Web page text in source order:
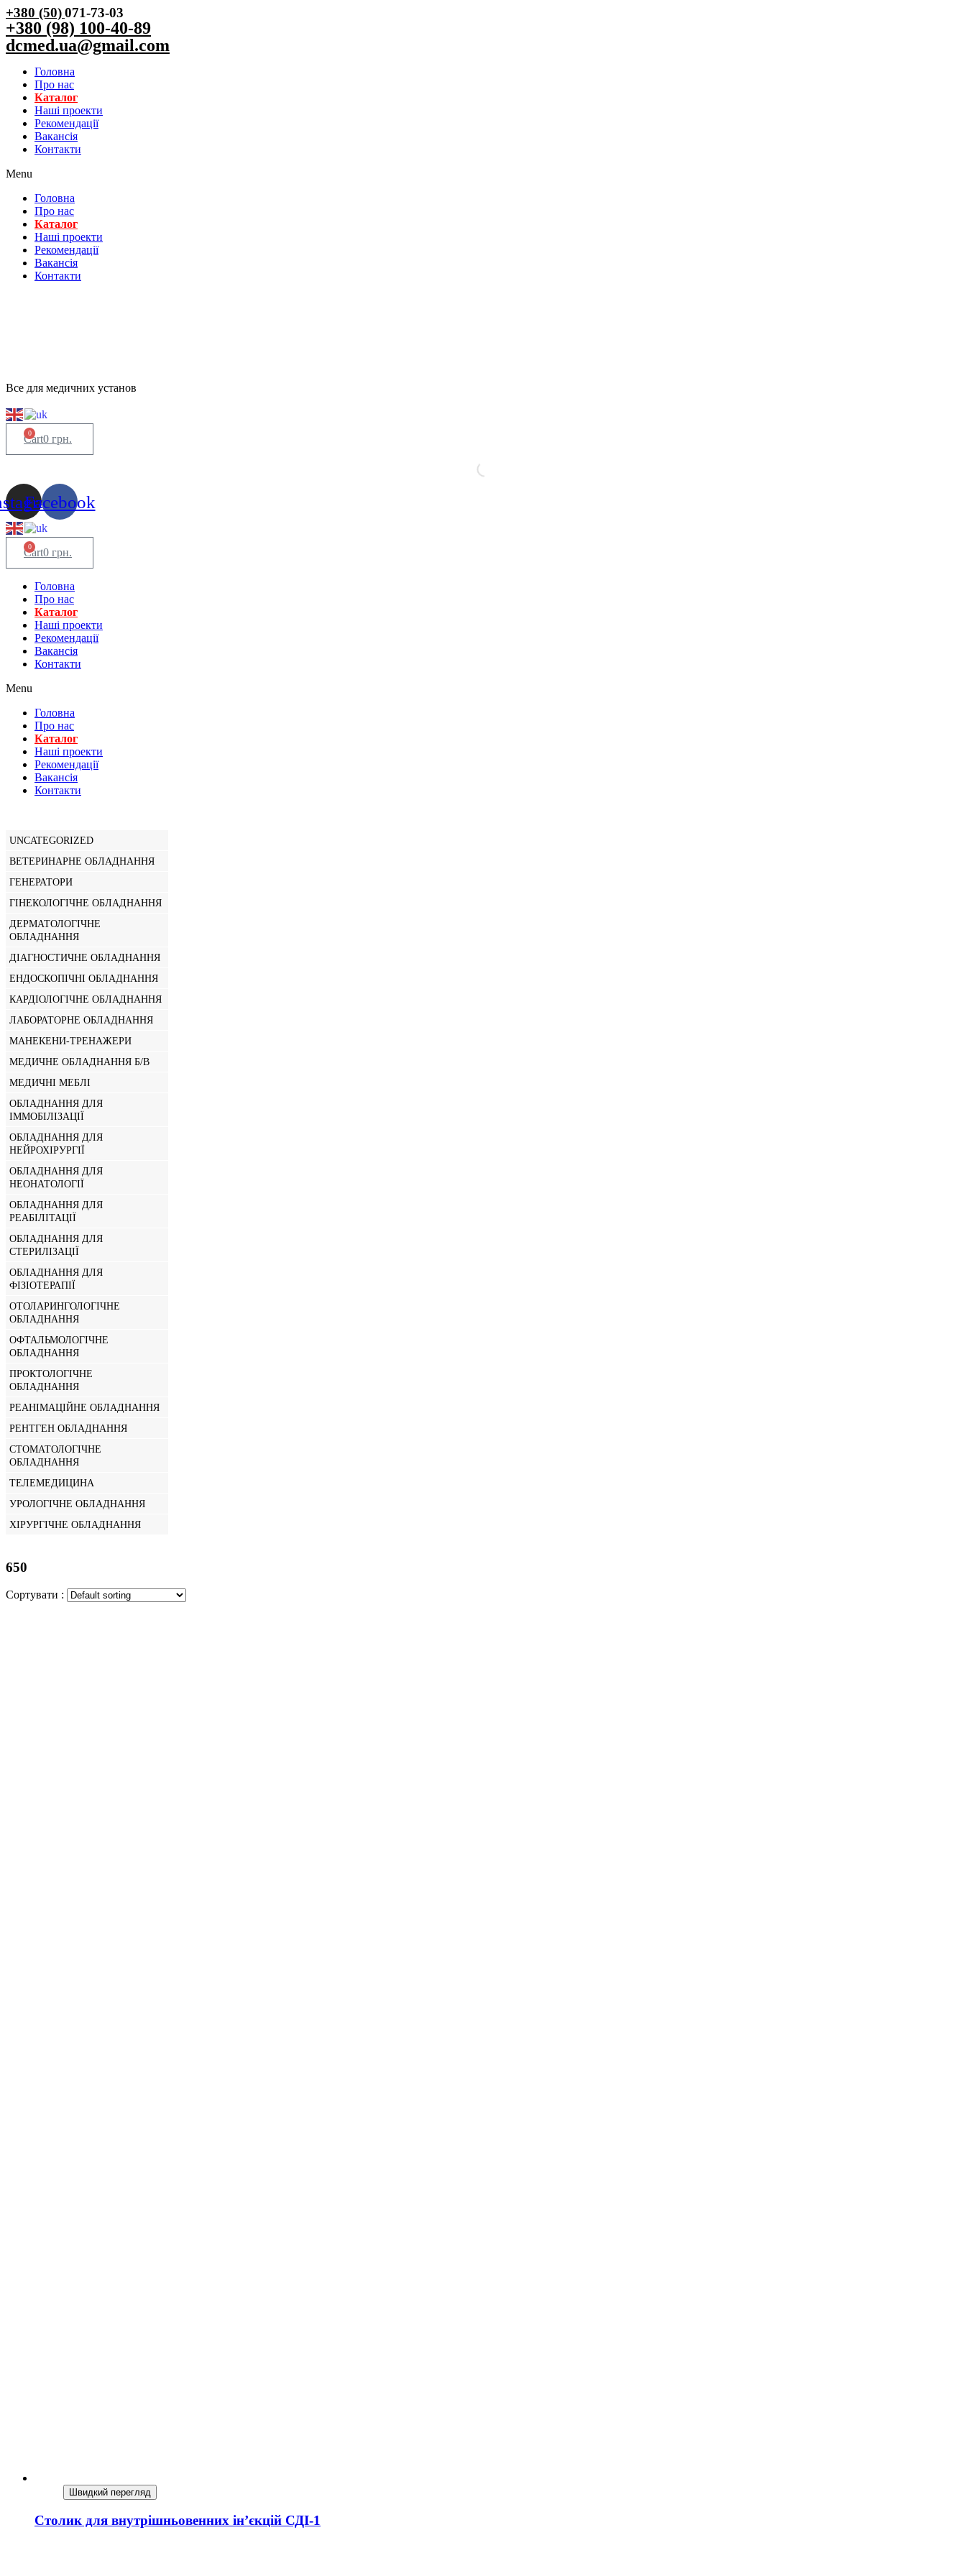
+380 (50)071-73-03
+380 (98) 100-40-89
dcmed.ua@gmail.com
Головна
Про нас
Каталог
Нашi проекти
Рекомендації
Вакансiя
Контакти
Menu
Головна
Про нас
Каталог
Нашi проекти
Рекомендації
Вакансiя
Контакти
Все для медичних установ
0 грн.
0
Cart
Facebook
0 грн.
0
Cart
Головна
Про нас
Каталог
Нашi проекти
Рекомендації
Вакансiя
Контакти
Menu
Головна
Про нас
Каталог
Нашi проекти
Рекомендації
Вакансiя
Контакти
UNCATEGORIZED
ВЕТЕРИНАРНЕ ОБЛАДНАННЯ
ГЕНЕРАТОРИ
ГІНЕКОЛОГІЧНЕ ОБЛАДНАННЯ
ДЕРМАТОЛОГІЧНЕ
ОБЛАДНАННЯ
ДІАГНОСТИЧНЕ ОБЛАДНАННЯ
ЕНДОСКОПІЧНІ ОБЛАДНАННЯ
КАРДІОЛОГІЧНЕ ОБЛАДНАННЯ
ЛАБОРАТОРНЕ ОБЛАДНАННЯ
МАНЕКЕНИ-ТРЕНАЖЕРИ
МЕДИЧНЕ ОБЛАДНАННЯ Б/В
МЕДИЧНІ МЕБЛІ
ОБЛАДНАННЯ ДЛЯ
ІММОБІЛІЗАЦІЇ
ОБЛАДНАННЯ ДЛЯ
НЕЙРОХІРУРГІЇ
ОБЛАДНАННЯ ДЛЯ
НЕОНАТОЛОГІЇ
ОБЛАДНАННЯ ДЛЯ
РЕАБІЛІТАЦІЇ
ОБЛАДНАННЯ ДЛЯ
СТЕРИЛІЗАЦІЇ
ОБЛАДНАННЯ ДЛЯ
ФІЗІОТЕРАПІЇ
ОТОЛАРИНГОЛОГІЧНЕ
ОБЛАДНАННЯ
ОФТАЛЬМОЛОГІЧНЕ
ОБЛАДНАННЯ
ПРОКТОЛОГІЧНЕ
ОБЛАДНАННЯ
РЕАНІМАЦІЙНЕ ОБЛАДНАННЯ
РЕНТГЕН ОБЛАДНАННЯ
СТОМАТОЛОГІЧНЕ
ОБЛАДНАННЯ
ТЕЛЕМЕДИЦИНА
УРОЛОГІЧНЕ ОБЛАДНАННЯ
ХІРУРГІЧНЕ ОБЛАДНАННЯ
650
Сортувати :
Швидкий перегляд
Столик для внутрішньовенних ін’єкцій СДІ-1